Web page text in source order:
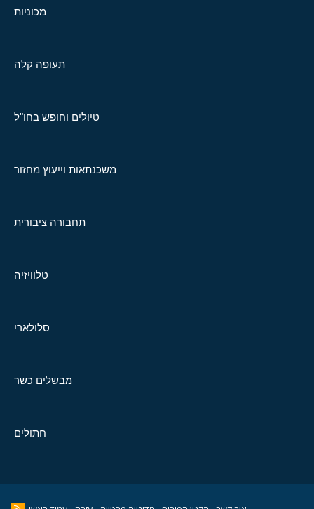
מכוניות
תעופה קלה
טיולים וחופש בחו"ל
משכנתאות וייעוץ מחזור
תחבורה ציבורית
טלוויזיה
סלולארי
מבשלים כשר
חתולים